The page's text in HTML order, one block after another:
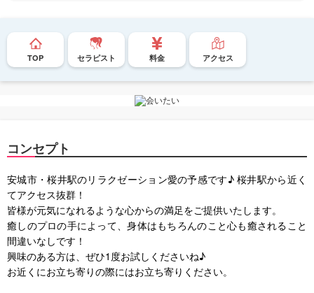
TOP セラピスト 料金 アクセス
コンセプト
安城市・桜井駅のリラクゼーション愛の予感です♪ 桜井駅から近く
てアクセス抜群！
皆様が元気になれるような心からの満足をご提供いたします。
癒しのプロの手によって、身体はもちろんのこと心も癒されること
間違いなしです！
興味のある方は、ぜひ1度お試しくださいね♪
お近くにお立ち寄りの際にはお立ち寄りください。